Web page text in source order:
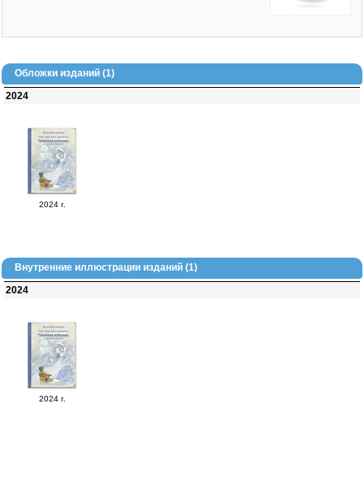
Обложки изданий (1)
2024
2024 г.
Внутренние иллюстрации изданий (1)
2024
2024 г.